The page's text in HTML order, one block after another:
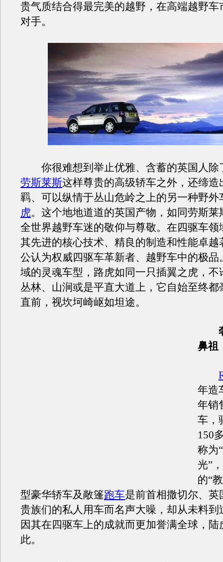
贵气质结合得最完美的越野，在高端越野车
对手。
你很难想到举止优雅、含蓄的英国人除
劳斯莱斯这样尊贵的高级轿车之外，还缔造
羁、可以纵情于丛山危岭之上的另一种野
虎。这个地地道道的英国产物，如同劳斯莱
全世界越野车迷的敬仰与尊敬。在四驱车领
其先进的核心技术、精良的制造和性能卓越
公认为权威四驱车革新者、越野车中的极品
域的灵魂车型，路虎如同一只插翼之虎，不
丛林、山涧或是平直大道上，它自始至终都
直前，视坎坷崎岖如坦途。
鼻祖
年造
年销
车，
150
称为
光”
的“
型豪华轿车及敞篷跑车是前首相撒切尔、英
贵族们的私人用车而名声大噪，却从未料到
因其在四驱车上的成就而更加誉满全球，陆
此。